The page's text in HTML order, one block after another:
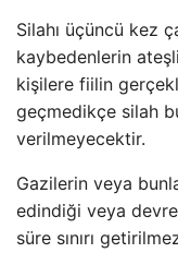
Silahı üçüncü kez
kaybedenlerin
kişilere fiilin
geçmedikçe silah
verilmeyecektir.
Gazilerin veya
edindiği veya
süre sınırı